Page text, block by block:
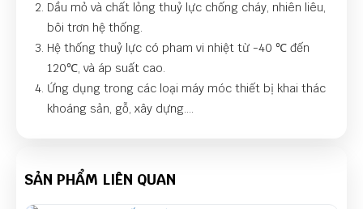
Dầu mỏ và chất lỏng thuỷ lực chống cháy, nhiên liêu,
bôi trơn hệ thống.
Hệ thống thuỷ lực có pham vi nhiệt từ -40 ℃ đến
120℃, và áp suất cao.
Ứng dụng trong các loại máy móc thiết bị khai thác
khoáng sản, gỗ, xây dựng....
SẢN PHẨM LIÊN QUAN